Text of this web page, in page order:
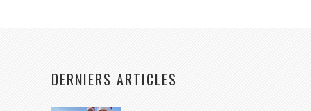
DERNIERS ARTICLES